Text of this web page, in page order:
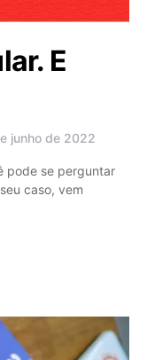
E
junho de 2022
pode se perguntar
caso, vem